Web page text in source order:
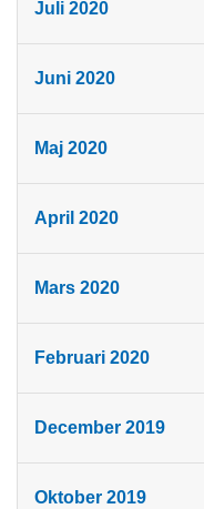
Juli 2020
Juni 2020
Maj 2020
April 2020
Mars 2020
Februari 2020
December 2019
Oktober 2019